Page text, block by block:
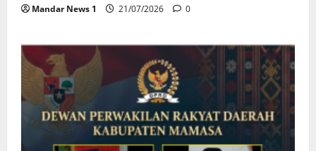
Mandar News 1 21/07/2026 0